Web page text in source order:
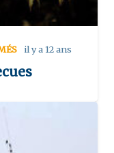
il y a 12 ans